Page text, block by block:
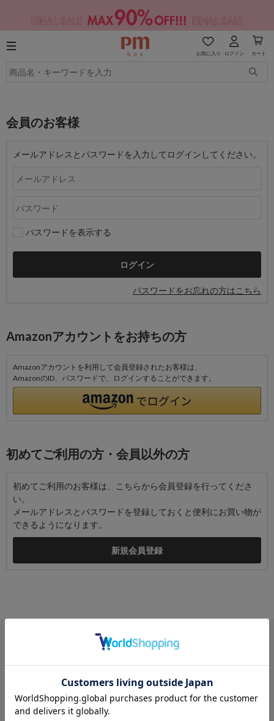
お気に入り ログイン カート
会員のお客様
メールアドレスとパスワードを入力してログインしてください。
パスワードを表示する
パスワードをお忘れの方はこちら
Amazonアカウントをお持ちの方
Amazonアカウントを利用して会員登録されたお客様は、
AmazonのID、パスワードで、ログインすることができます。
初めてご利用の方・会員以外の方
初めてご利用のお客様は、こちらから会員登録を行ってくださ
い。
メールアドレスとパスワードを登録しておくと便利にお買い物が
できるようになります。